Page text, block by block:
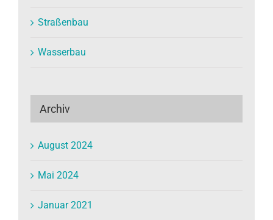
Straßenbau
Wasserbau
Archiv
August 2024
Mai 2024
Januar 2021